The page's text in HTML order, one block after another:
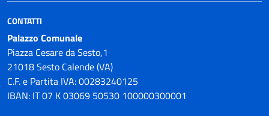
CONTATTI
Palazzo Comunale
Piazza Cesare da Sesto,1
21018 Sesto Calende (VA)
C.F. e Partita IVA: 00283240125
IBAN: IT 07 K 03069 50530 100000300001